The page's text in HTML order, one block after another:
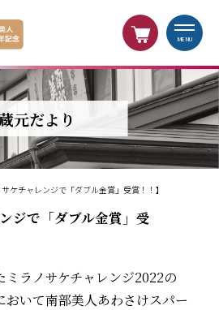
MENU
元だより
サケチャレンジで「ダブル金賞」受賞！！】
ジで「ダブル金賞」受
ラノサケチャレンジ2022の
おいて南部美人あわさけスパー